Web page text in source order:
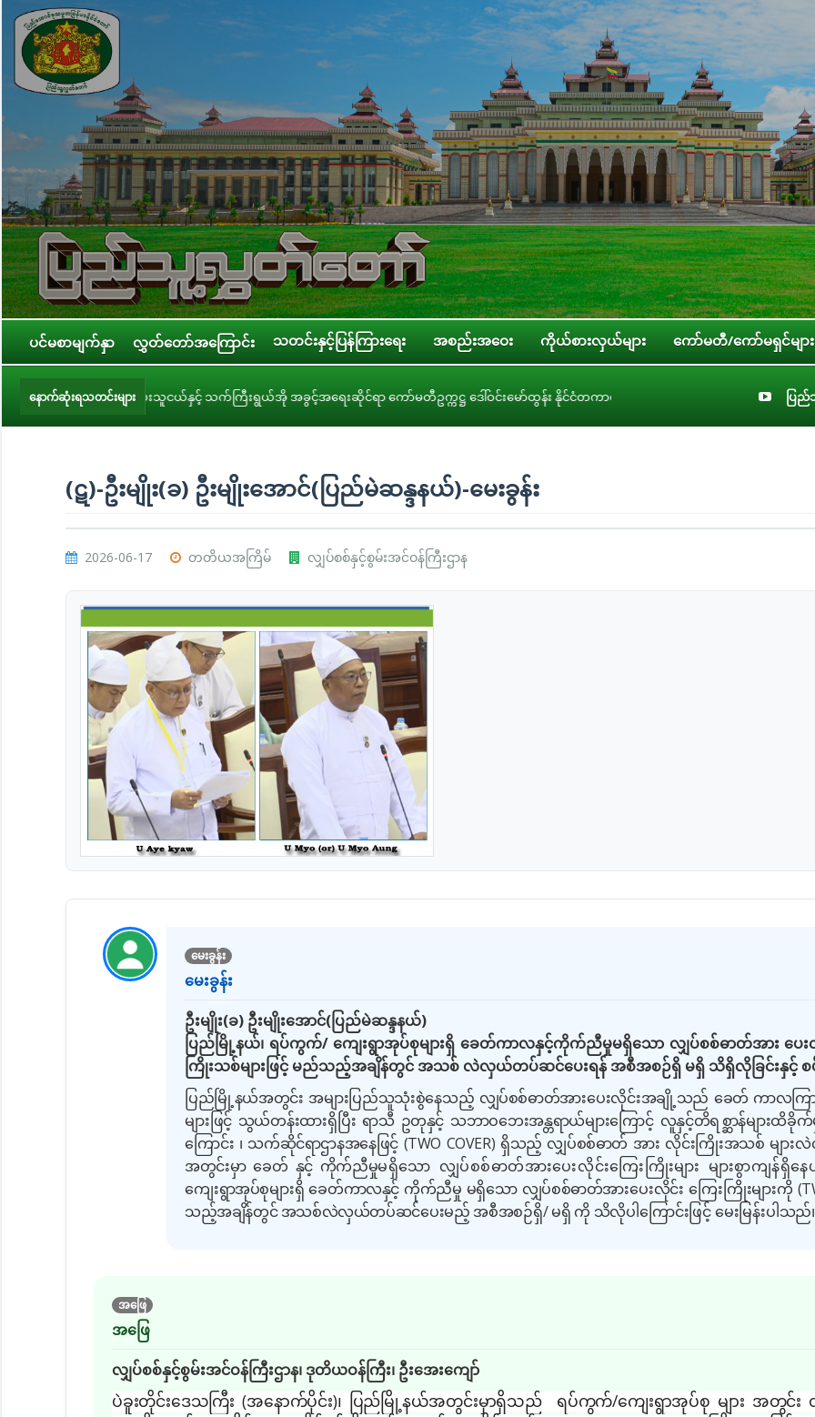
ပင်မစာမျက်နှာ လွှတ်တော်အကြောင်း သတင်းနှင့်ပြန်ကြားရေး အစည်းအဝေး ကိုယ်စားလှယ်များ ကော်မတီ/ကော်မရှင်များ
နောက်ဆုံးရသတင်းများ
ယ်နှင့် သက်ကြီးရွယ်အို အခွင့်အရေးဆိုင်ရာ ကော်မတီဥက္ကဋ္ဌ ဒေါ်ဝင်းမော်ထွန်း နိုင်ငံတကာခေါင်းဆောင်မှုကောလိပ် (ILC) မှ တာဝန်ရှိပုဂ္ဂိုလ်များနှင့် တွေ့ဆုံ ပြ
(ဋ)-ဦးမျိုး(ခ) ဦးမျိုးအောင်(ပြည်မဲဆန္ဒနယ်)-မေးခွန်း
2026-06-17 တတိယအကြိမ် လျှပ်စစ်နှင့်စွမ်းအင်ဝန်ကြီးဌာန
မေးခွန်း
မေးခွန်း
ဦးမျိုး(ခ) ဦးမျိုးအောင်(ပြည်မဲဆန္ဒနယ်)
ပြည်မြို့နယ်၊ ရပ်ကွက်/ ကျေးရွာအုပ်စုများရှိ ခေတ်ကာလနှင့်ကိုက်ညီမှုမရှိသော လျှပ်စစ်ဓာတ်အား ပေးလိုင်း
ကြိုးသစ်များဖြင့် မည်သည့်အချိန်တွင် အသစ် လဲလှယ်တပ်ဆင်ပေးရန် အစီအစဉ်ရှိ မရှိ သိရှိလိုခြင်းနှင့် စ
ပြည်မြို့နယ်အတွင်း အများပြည်သူသုံးစွဲနေသည့် လျှပ်စစ်ဓာတ်အားပေးလိုင်းအချို့သည် ခေတ် ကာလကြာမြင့်
များဖြင့် သွယ်တန်းထားရှိပြီး ရာသီ ဥတုနှင့် သဘာဝဘေးအန္တရာယ်များကြောင့် လူနှင့်တိရစ္ဆာန်များထိခိုက်
ကြောင်း ၊ သက်ဆိုင်ရာဌာနအနေဖြင့် (TWO COVER) ရှိသည့် လျှပ်စစ်ဓာတ် အား လိုင်းကြိုးအသစ် မ
အတွင်းမှာ ခေတ် နှင့် ကိုက်ညီမှုမရှိသော လျှပ်စစ်ဓာတ်အားပေးလိုင်းကြေးကြိုးများ များစွာကျန်ရှိနေ
ကျေးရွာအုပ်စုများရှိ ခေတ်ကာလနှင့် ကိုက်ညီမှု မရှိသော လျှပ်စစ်ဓာတ်အားပေးလိုင်း ကြေးကြိုးများကို
သည့်အချိန်တွင် အသစ်လဲလှယ်တပ်ဆင်ပေးမည့် အစီအစဉ်ရှိ/ မရှိ ကို သိလိုပါကြောင်းဖြင့် မေးမြန်းပါသည်
အဖြေ
အဖြေ
လျှပ်စစ်နှင့်စွမ်းအင်ဝန်ကြီးဌာန၊ ဒုတိယဝန်ကြီး၊ ဦးအေးကျော်
ပဲခူးတိုင်းဒေသကြီး (အနောက်ပိုင်း)၊ ပြည်မြို့နယ်အတွင်းမှာရှိသည် ရပ်ကွက်/ကျေးရွာအုပ်စု များ အတွ